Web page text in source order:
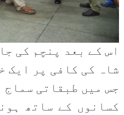
اس کے بعد پنچم کی
شاہ کی کافی پر ایک
جس میں طبقاتی
کسانوں کے ساتھ